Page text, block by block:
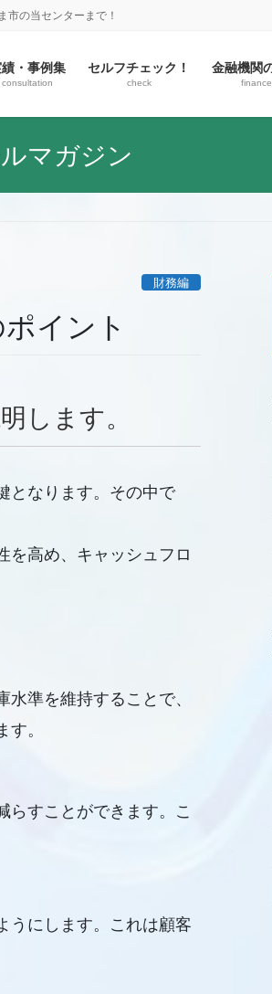
市の当センターまで！
・事例集
consultation
セルフチェック！
check
金融機関
finance
マガジン
財務編
イント
します。
となります。その中で
を高め、キャッシュフロ
準を維持することで、
。
らすことができます。こ
うにします。これは顧客